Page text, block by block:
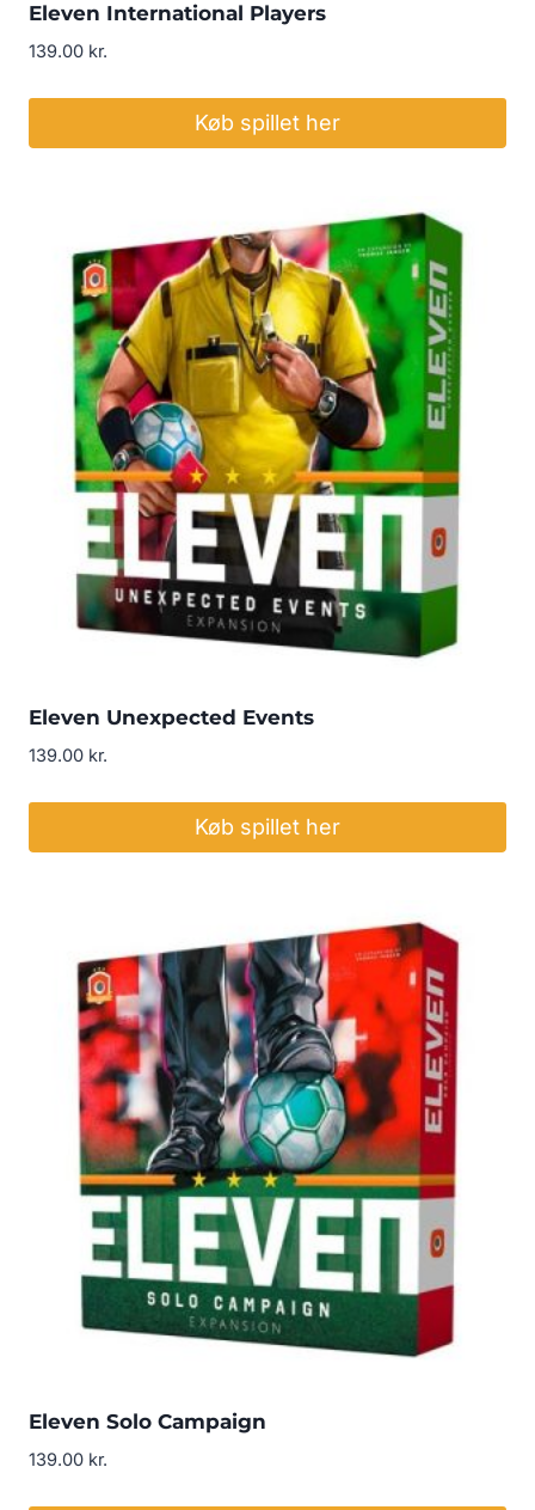
Eleven International Players
139.00 kr.
Køb spillet her
Eleven Unexpected Events
139.00 kr.
Køb spillet her
Eleven Solo Campaign
139.00 kr.